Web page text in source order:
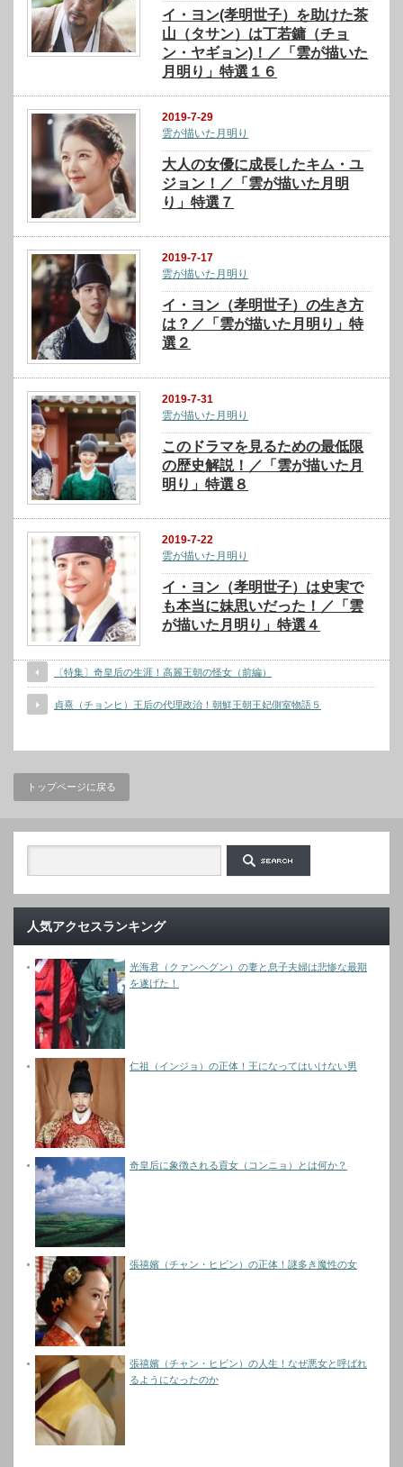
イ・ヨン(孝明世子）を助けた茶
山（タサン）は丁若鏞（チョ
ン・ヤギョン)！／「雲が描いた
月明り」特選１６
2019-7-29
雲が描いた月明り
大人の女優に成長したキム・ユ
ジョン！／「雲が描いた月明
り」特選７
2019-7-17
雲が描いた月明り
イ・ヨン（孝明世子）の生き方
は？／「雲が描いた月明り」特
選２
2019-7-31
雲が描いた月明り
このドラマを見るための最低限
の歴史解説！／「雲が描いた月
明り」特選８
2019-7-22
雲が描いた月明り
イ・ヨン（孝明世子）は史実で
も本当に妹思いだった！／「雲
が描いた月明り」特選４
〔特集〕奇皇后の生涯！高麗王朝の怪女（前編）
貞熹（チョンヒ）王后の代理政治！朝鮮王朝王妃側室物語５
トップページに戻る
人気アクセスランキング
光海君（クァンヘグン）の妻と息子夫婦は悲惨な最期
を遂げた！
仁祖（インジョ）の正体！王になってはいけない男
奇皇后に象徴される貢女（コンニョ）とは何か？
張禧嬪（チャン・ヒビン）の正体！謎多き魔性の女
張禧嬪（チャン・ヒビン）の人生！なぜ悪女と呼ばれ
るようになったのか